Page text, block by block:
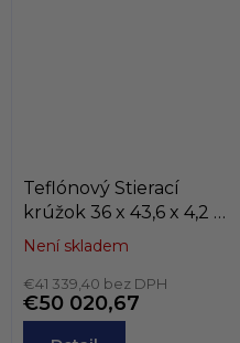
Teflónový Stierací
krúžok 36 x 43,6 x 4,2 /
4,2 AD61 PTFE/NBR
Není skladem
€41 339,40 bez DPH
€50 020,67